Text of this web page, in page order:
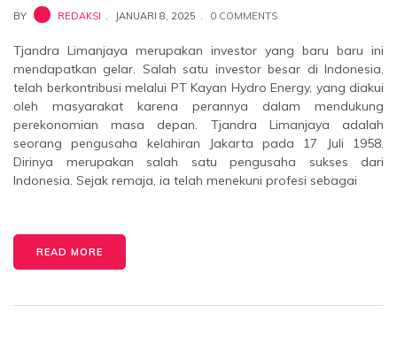
BY REDAKSI JANUARI 8, 2025 0 COMMENTS
Tjandra Limanjaya merupakan investor yang baru baru ini
mendapatkan gelar. Salah satu investor besar di Indonesia,
telah berkontribusi melalui PT Kayan Hydro Energy, yang diakui
oleh masyarakat karena perannya dalam mendukung
perekonomian masa depan. Tjandra Limanjaya adalah
seorang pengusaha kelahiran Jakarta pada 17 Juli 1958.
Dirinya merupakan salah satu pengusaha sukses dari
Indonesia. Sejak remaja, ia telah menekuni profesi sebagai
READ MORE